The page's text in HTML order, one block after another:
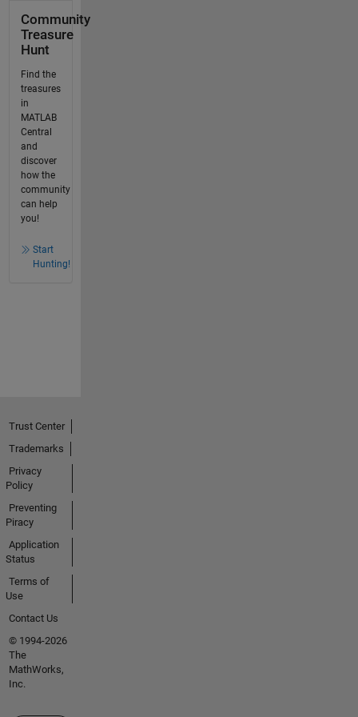
Community
Treasure
Hunt
Find the
treasures
in
MATLAB
Central
and
discover
how the
community
can help
you!
Start
Hunting!
Trust Center
Trademarks
Privacy
Policy
Preventing
Piracy
Application
Status
Terms of
Use
Contact Us
© 1994-2026
The
MathWorks,
Inc.